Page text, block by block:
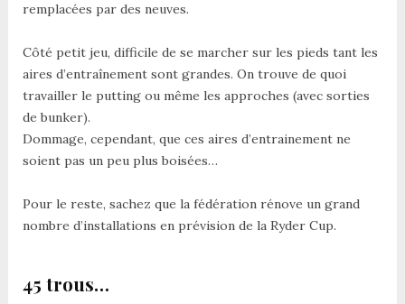
remplacées par des neuves.
Côté petit jeu, difficile de se marcher sur les pieds tant les
aires d’entraînement sont grandes. On trouve de quoi
travailler le putting ou même les approches (avec sorties
de bunker).
Dommage, cependant, que ces aires d’entrainement ne
soient pas un peu plus boisées…
Pour le reste, sachez que la fédération rénove un grand
nombre d’installations en prévision de la Ryder Cup.
45 trous…